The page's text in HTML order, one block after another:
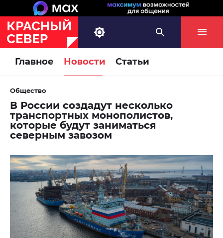
Главное Новости Статьи
Общество
В России создадут несколько
транспортных монополистов,
которые будут заниматься
северным завозом